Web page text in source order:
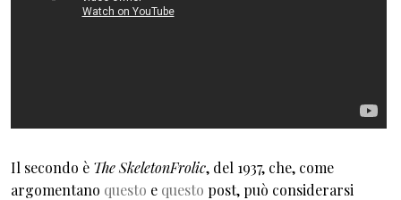
Il secondo è The SkeletonFrolic, del 1937, che, come
argomentano questo e questo post, può considerarsi